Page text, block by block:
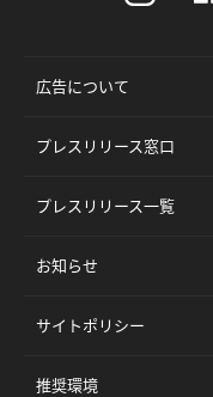
広告について
プレスリリース窓口
プレスリリース一覧
お知らせ
サイトポリシー
推奨環境